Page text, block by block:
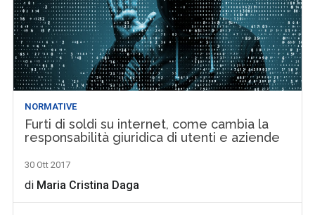
NORMATIVE
Furti di soldi su internet, come cambia la
responsabilità giuridica di utenti e aziende
30 Ott 2017
di Maria Cristina Daga